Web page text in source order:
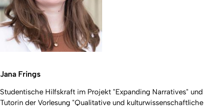
Jana Frings
Studentische Hilfskraft im Projekt "Expanding Narratives" und
Tutorin der Vorlesung "Qualitative und kulturwissenschaftliche